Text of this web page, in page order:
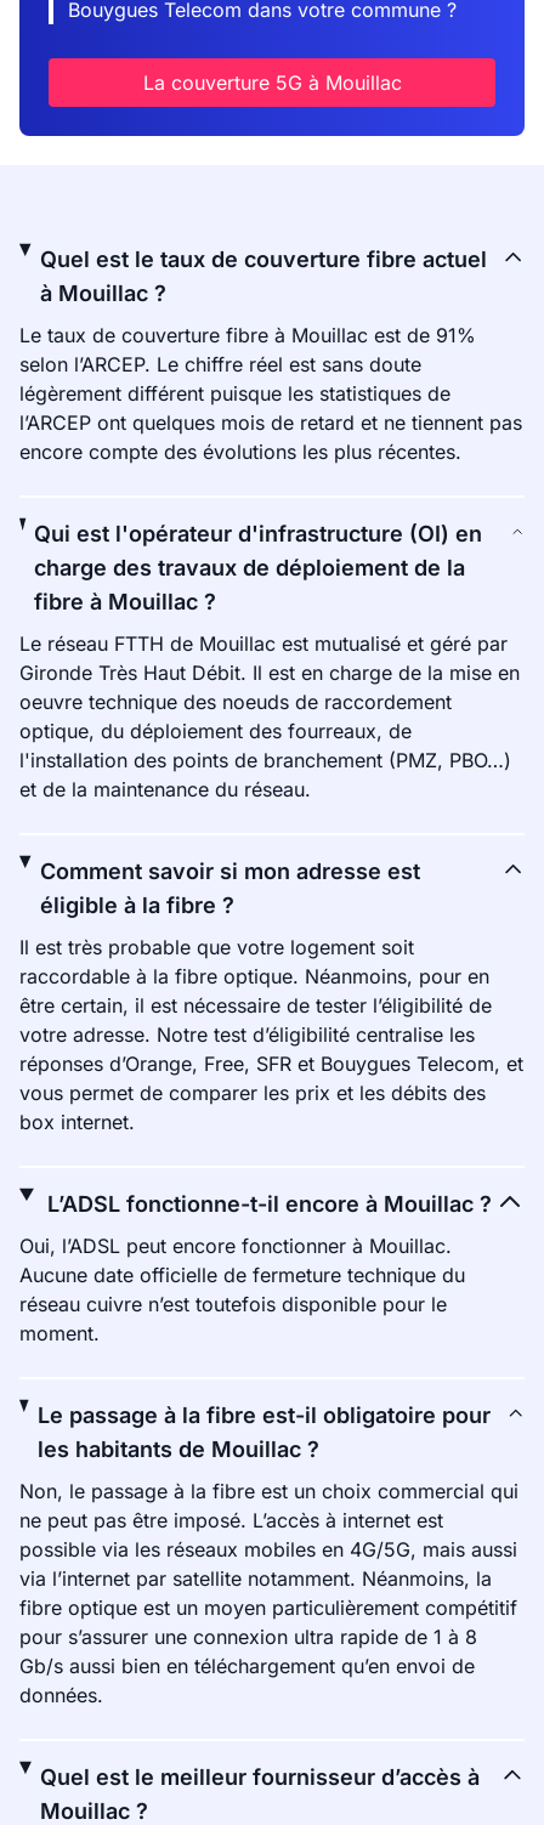
Bouygues Telecom dans votre commune ?
La couverture 5G à Mouillac
Quel est le taux de couverture fibre actuel
à Mouillac ?
Le taux de couverture fibre à Mouillac est de 91%
selon l’ARCEP. Le chiffre réel est sans doute
légèrement différent puisque les statistiques de
l’ARCEP ont quelques mois de retard et ne tiennent pas
encore compte des évolutions les plus récentes.
Qui est l'opérateur d'infrastructure (OI) en
charge des travaux de déploiement de la
fibre à Mouillac ?
Le réseau FTTH de Mouillac est mutualisé et géré par
Gironde Très Haut Débit. Il est en charge de la mise en
oeuvre technique des noeuds de raccordement
optique, du déploiement des fourreaux, de
l'installation des points de branchement (PMZ, PBO…)
et de la maintenance du réseau.
Comment savoir si mon adresse est
éligible à la fibre ?
Il est très probable que votre logement soit
raccordable à la fibre optique. Néanmoins, pour en
être certain, il est nécessaire de tester l’éligibilité de
votre adresse. Notre test d’éligibilité centralise les
réponses d’Orange, Free, SFR et Bouygues Telecom, et
vous permet de comparer les prix et les débits des
box internet.
L’ADSL fonctionne-t-il encore à Mouillac ?
Oui, l’ADSL peut encore fonctionner à Mouillac.
Aucune date officielle de fermeture technique du
réseau cuivre n’est toutefois disponible pour le
moment.
Le passage à la fibre est-il obligatoire pour
les habitants de Mouillac ?
Non, le passage à la fibre est un choix commercial qui
ne peut pas être imposé. L’accès à internet est
possible via les réseaux mobiles en 4G/5G, mais aussi
via l’internet par satellite notamment. Néanmoins, la
fibre optique est un moyen particulièrement compétitif
pour s’assurer une connexion ultra rapide de 1 à 8
Gb/s aussi bien en téléchargement qu’en envoi de
données.
Quel est le meilleur fournisseur d’accès à
Mouillac ?